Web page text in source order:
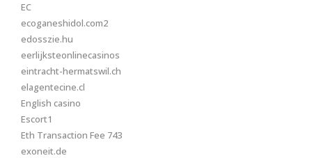
EC
ecoganeshidol.com2
edosszie.hu
eerlijksteonlinecasinos
eintracht-hermatswil.ch
elagentecine.cl
English casino
Escort1
Eth Transaction Fee 743
exoneit.de